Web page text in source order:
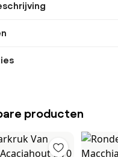
producten